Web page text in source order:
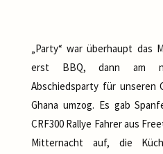
„Party“ war überhaupt das
erst BBQ, dann am
Abschiedsparty für unseren
Ghana umzog. Es gab
CRF300 Rallye Fahrer aus
Mitternacht auf, die